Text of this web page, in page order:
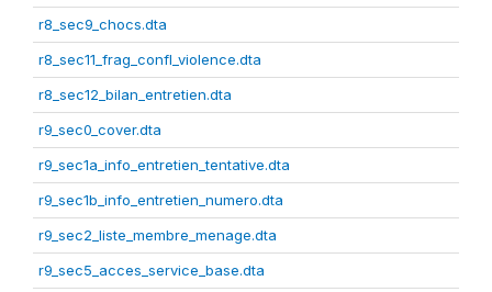
r8_sec9_chocs.dta
r8_sec11_frag_confl_violence.dta
r8_sec12_bilan_entretien.dta
r9_sec0_cover.dta
r9_sec1a_info_entretien_tentative.dta
r9_sec1b_info_entretien_numero.dta
r9_sec2_liste_membre_menage.dta
r9_sec5_acces_service_base.dta